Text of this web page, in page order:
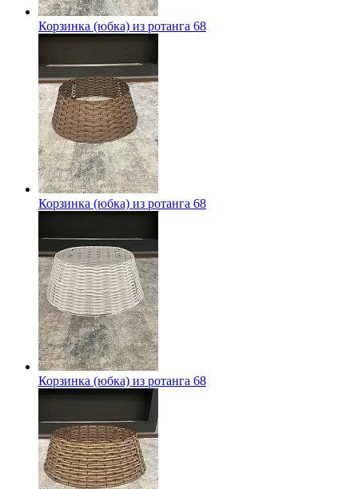
Корзинка (юбка) из ротанга 68
Корзинка (юбка) из ротанга 68
Корзинка (юбка) из ротанга 68